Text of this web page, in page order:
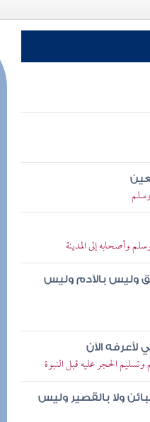
وأصحابه إلى المدينة
وليس بالآدم وليس
الآن
الحجر عليه قبل النبوة
ولا بالقصير وليس